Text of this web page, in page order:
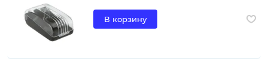
В корзину